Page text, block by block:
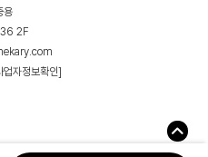
용
36 2F
업자정보확인]